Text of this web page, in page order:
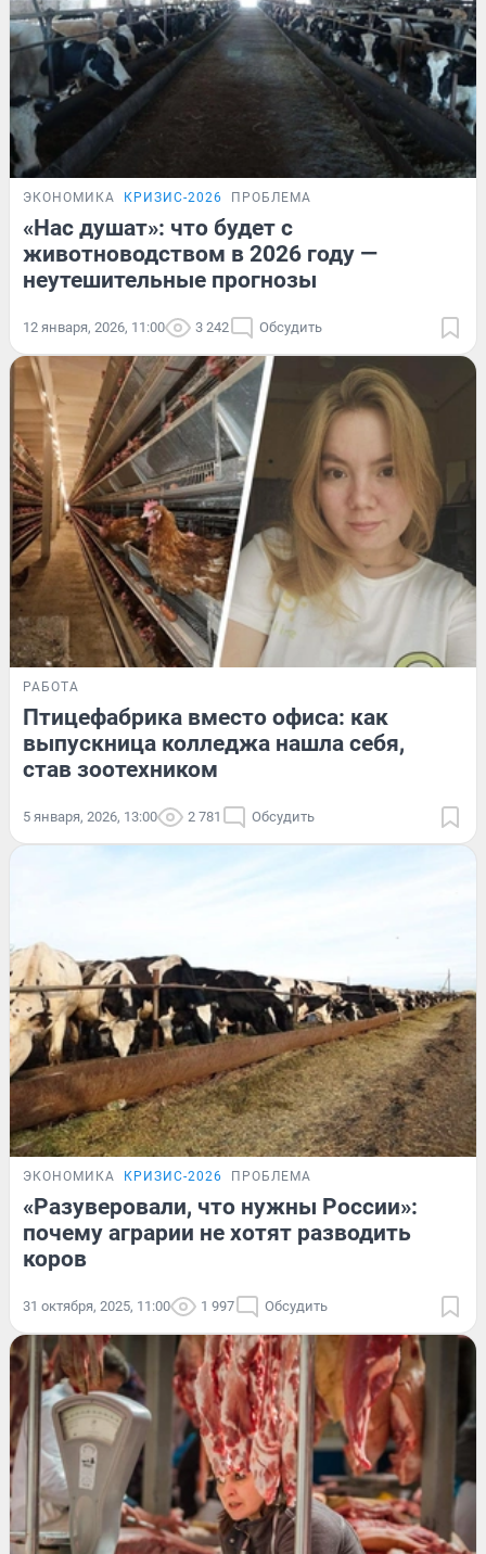
ЭКОНОМИКА КРИЗИС-2026 ПРОБЛЕМА
«Нас душат»: что будет с
животноводством в 2026 году —
неутешительные прогнозы
12 января, 2026, 11:00 3 242 Обсудить
РАБОТА
Птицефабрика вместо офиса: как
выпускница колледжа нашла себя,
став зоотехником
5 января, 2026, 13:00 2 781 Обсудить
ЭКОНОМИКА КРИЗИС-2026 ПРОБЛЕМА
«Разуверовали, что нужны России»:
почему аграрии не хотят разводить
коров
31 октября, 2025, 11:00 1 997 Обсудить